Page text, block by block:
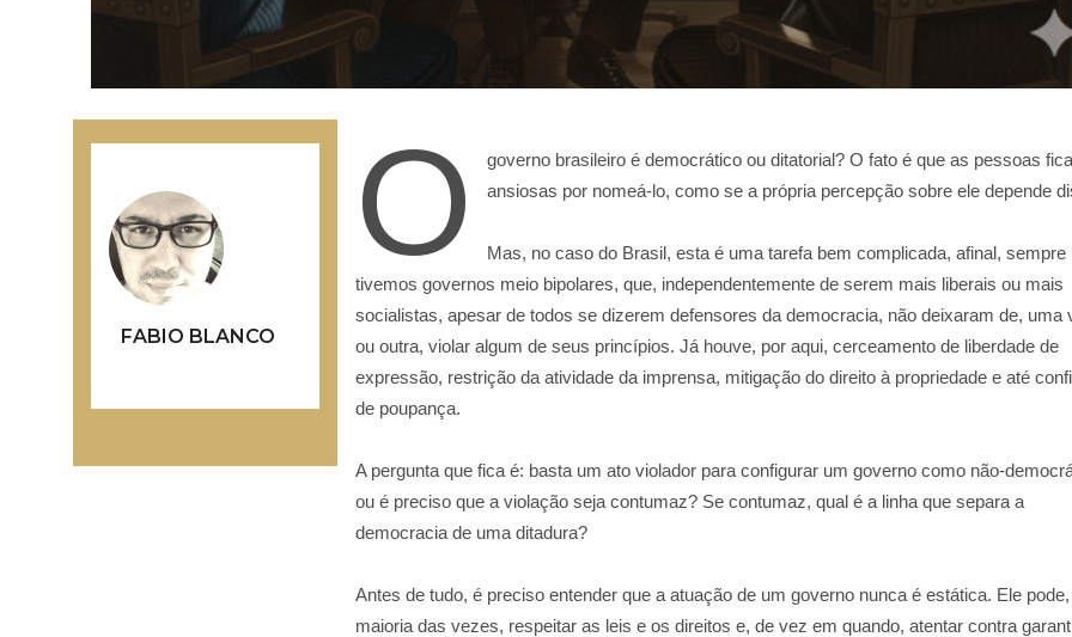
FABIO BLANCO
O
governo brasileiro é democrático ou ditatorial? O fato é que as pessoas
ansiosas por nomeá-lo, como se a própria percepção sobre ele depende
Mas, no caso do Brasil, esta é uma tarefa bem complicada, afinal, sempre
tivemos governos meio bipolares, que, independentemente de serem mais liberais ou mais
socialistas, apesar de todos se dizerem defensores da democracia, não deixaram de, uma
ou outra, violar algum de seus princípios. Já houve, por aqui, cerceamento de liberdade de
expressão, restrição da atividade da imprensa, mitigação do direito à propriedade e até
de poupança.
A pergunta que fica é: basta um ato violador para configurar um governo como não-
ou é preciso que a violação seja contumaz? Se contumaz, qual é a linha que separa a
democracia de uma ditadura?
Antes de tudo, é preciso entender que a atuação de um governo nunca é estática. Ele
maioria das vezes, respeitar as leis e os direitos e, de vez em quando, atentar contra